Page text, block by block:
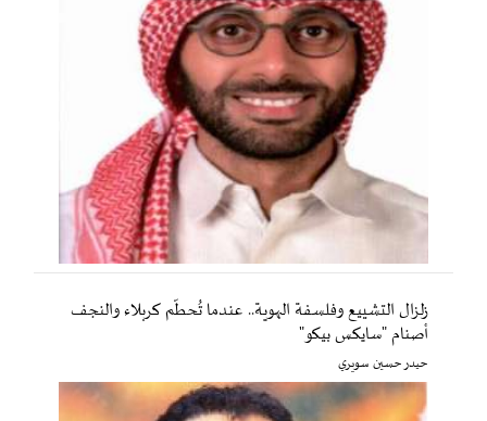
زلزال التشييع وفلسفة الهوية.. عندما تُحطّم كربلاء والنجف
أصنام "سايكس بيكو"
حيدر حسين سويري